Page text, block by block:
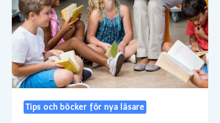
Tips och böcker för nya läsare